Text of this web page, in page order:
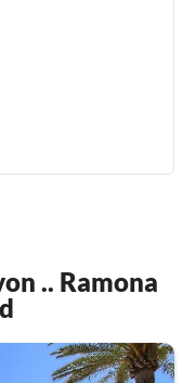
.. Ramona